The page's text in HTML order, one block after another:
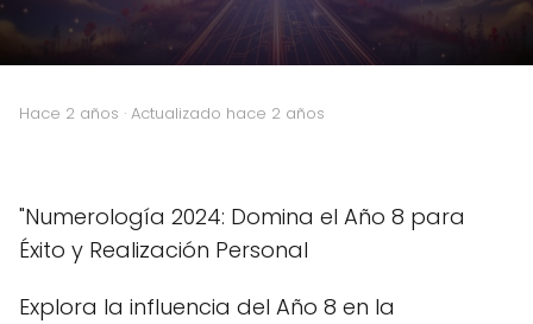
hace 2 años · Actualizado hace 2 años
"Numerología 2024: Domina el Año 8 para
Éxito y Realización Personal
Explora la influencia del Año 8 en la